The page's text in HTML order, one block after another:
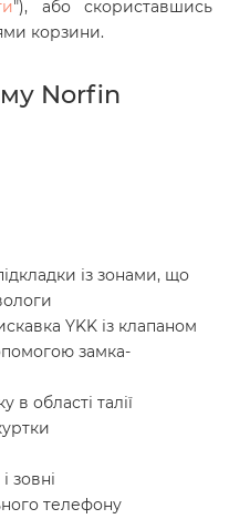
"), або скориставшись
корзини.
Norfin
із зонами, що
YKK із клапаном
замка-
в області талії
зовні
телефону